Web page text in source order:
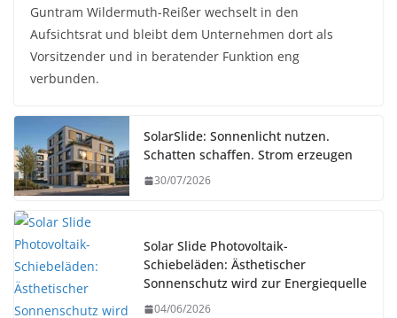
Guntram Wildermuth-Reißer wechselt in den
Aufsichtsrat und bleibt dem Unternehmen dort als
Vorsitzender und in beratender Funktion eng
verbunden.
SolarSlide: Sonnenlicht nutzen.
Schatten schaffen. Strom erzeugen
30/07/2026
Solar Slide Photovoltaik-
Schiebeläden: Ästhetischer
Sonnenschutz wird zur Energiequelle
04/06/2026